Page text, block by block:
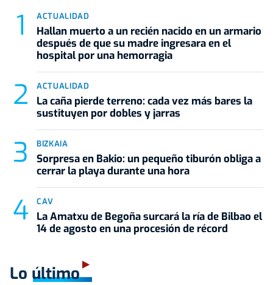
ACTUALIDAD
Hallan muerto a un recién nacido en un armario
después de que su madre ingresara en el
hospital por una hemorragia
ACTUALIDAD
La caña pierde terreno: cada vez más bares la
sustituyen por dobles y jarras
BIZKAIA
Sorpresa en Bakio: un pequeño tiburón obliga a
cerrar la playa durante una hora
CAV
La Amatxu de Begoña surcará la ría de Bilbao el
14 de agosto en una procesión de récord
Lo último